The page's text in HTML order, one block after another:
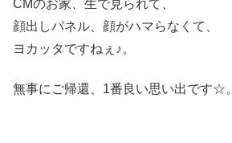
CMのお家、生で見られて、
顔出しパネル、顔がハマらなくて、
ヨカッタですねぇ♪。
無事にご帰還、1番良い思い出です☆。